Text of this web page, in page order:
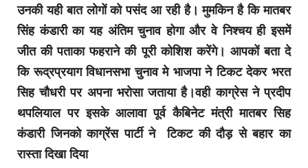
उनकी यही बात लोगों को पसंद आ रही है। मुमकिन है कि मातबर
सिंह कंडारी का यह अंतिम चुनाव होगा और वे निश्चय ही इसमें
जीत की पताका फहराने की पूरी कोशिश करेंगे। आपकों बता दे
कि रूद्रप्रयाग विधानसभा चुनाव मे भाजपा ने टिकट देकर भरत
सिह चौधरी पर अपना भरोसा जताया है।वही काग्रेस ने प्रदीप
थपलियाल पर इसके आलावा पूर्व कैबिनेट मंत्री मातबर सिह
कंडारी जिनको काग्रेंस पार्टी ने टिकट की दौड़ से बहार का
रास्ता दिखा दिया